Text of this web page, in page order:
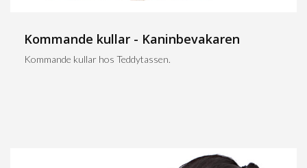
Kommande kullar - Kaninbevakaren
Kommande kullar hos Teddytassen.